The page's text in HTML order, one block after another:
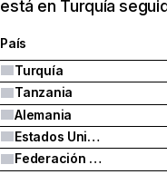
está en Turquía
País
Turquía
Tanzania
Alemania
Estados Unidos
Federación Rusa